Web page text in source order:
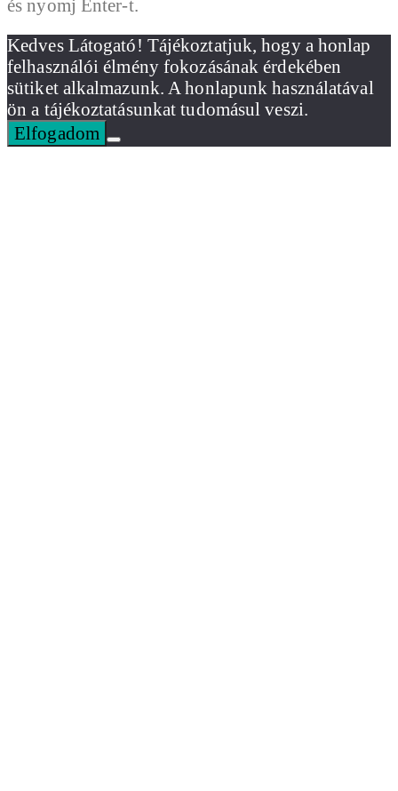
és nyomj Enter-t.
Kedves Látogató! Tájékoztatjuk, hogy a honlap
felhasználói élmény fokozásának érdekében
sütiket alkalmazunk. A honlapunk használatával
ön a tájékoztatásunkat tudomásul veszi.
Elfogadom